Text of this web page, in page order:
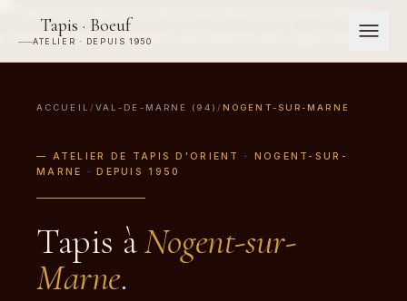
Tapis · Boeuf
ATELIER · DEPUIS 1950
ACCUEIL / VAL-DE-MARNE (94) / NOGENT-SUR-MARNE
— ATELIER DE TAPIS D'ORIENT · NOGENT-SUR-
MARNE · DEPUIS 1950
Tapis àNogent-sur-
Marne.